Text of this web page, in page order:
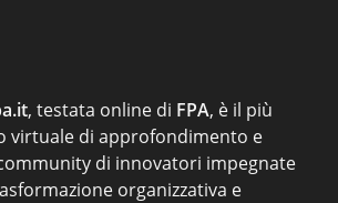
, testata online di FPA, è il più
virtuale di approfondimento e
di innovatori impegnate
organizzativa e